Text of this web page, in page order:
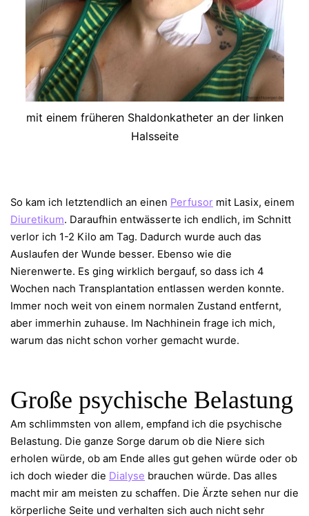
mit einem früheren Shaldonkatheter an der linken
Halsseite
So kam ich letztendlich an einen Perfusor mit Lasix, einem
Diuretikum. Daraufhin entwässerte ich endlich, im Schnitt
verlor ich 1-2 Kilo am Tag. Dadurch wurde auch das
Auslaufen der Wunde besser. Ebenso wie die
Nierenwerte. Es ging wirklich bergauf, so dass ich 4
Wochen nach Transplantation entlassen werden konnte.
Immer noch weit von einem normalen Zustand entfernt,
aber immerhin zuhause. Im Nachhinein frage ich mich,
warum das nicht schon vorher gemacht wurde.
Große psychische Belastung
Am schlimmsten von allem, empfand ich die psychische
Belastung. Die ganze Sorge darum ob die Niere sich
erholen würde, ob am Ende alles gut gehen würde oder ob
ich doch wieder die Dialyse brauchen würde. Das alles
macht mir am meisten zu schaffen. Die Ärzte sehen nur die
körperliche Seite und verhalten sich auch nicht sehr